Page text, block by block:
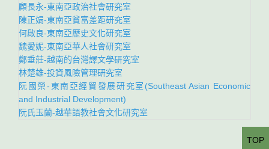
顧長永-東南亞政治社會研究室
陳正娟-東南亞貧富差距研究室
何啟良-東南亞歷史文化研究室
魏愛妮-東南亞華人社會研究室
鄭垂莊-越南的台灣譯文學研究室
林楚雄-投資風險管理研究室
阮國榮-東南亞經貿發展研究室(Southeast Asian Economic
and Industrial Development)
阮氏玉蘭-越華語教社會文化研究室
TOP